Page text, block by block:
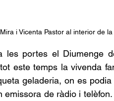
i Vicenta Pastor al interior de
les portes el Diumenge
este temps la vivenda
geladeria, on es
emissora de ràdio i